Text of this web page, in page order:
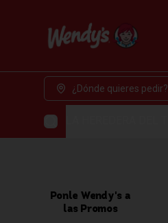
¿Dónde quieres pedir?
Ponle Wendy's a
las Promos